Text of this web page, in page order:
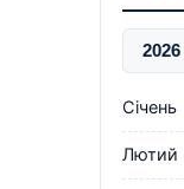
Січень
Лютий